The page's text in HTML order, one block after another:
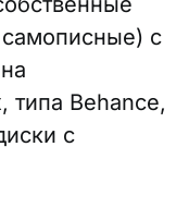
самописные) с
типа Behance,
с